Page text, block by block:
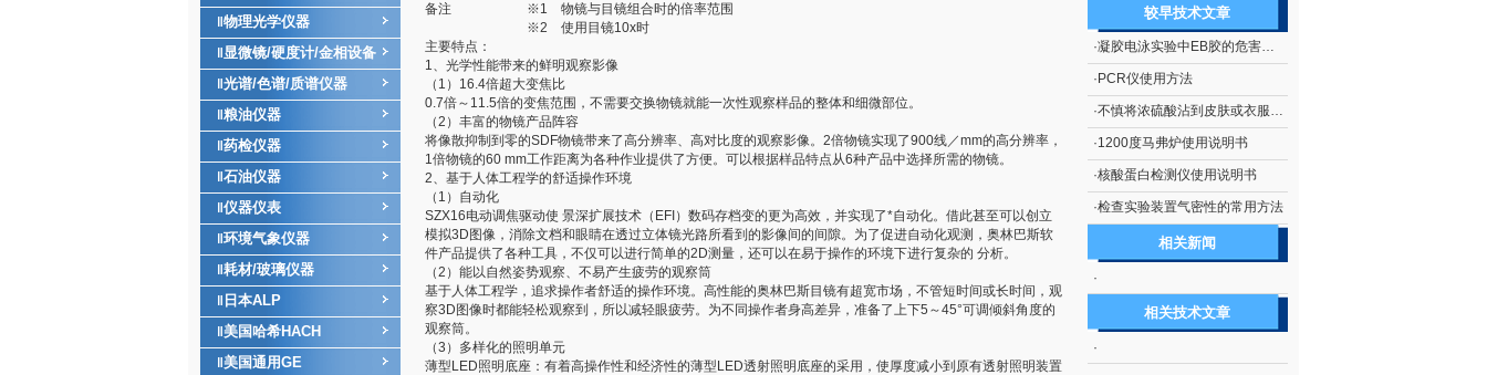
物理光学仪器
显微镜/硬度计/金相设备
光谱/色谱/质谱仪器
粮油仪器
药检仪器
石油仪器
仪器仪表
环境气象仪器
耗材/玻璃仪器
日本ALP
美国哈希HACH
美国通用GE
备注
※1 物镜与目镜组合时的倍率范围
※2 使用目镜10x时
主要特点：
1、光学性能带来的鲜明观察影像
（1）16.4倍超大变焦比
0.7倍～11.5倍的变焦范围，不需要交换物镜就能一次性观察样品的整体和细微部位。
（2）丰富的物镜产品阵容
将像散抑制到零的SDF物镜带来了高分辨率、高对比度的观察影像。2倍物镜实现了900线／mm的高分辨率，
1倍物镜的60 mm工作距离为各种作业提供了方便。可以根据样品特点从6种产品中选择所需的物镜。
2、基于人体工程学的舒适操作环境
（1）自动化
SZX16电动调焦驱动使 景深扩展技术（EFI）数码存档变的更为高效，并实现了*自动化。借此甚至可以创立
模拟3D图像，消除文档和眼睛在透过立体镜光路所看到的影像间的间隙。为了促进自动化观测，奥林巴斯软
件产品提供了各种工具，不仅可以进行简单的2D测量，还可以在易于操作的环境下进行复杂的 分析。
（2）能以自然姿势观察、不易产生疲劳的观察筒
基于人体工程学，追求操作者舒适的操作环境。高性能的奥林巴斯目镜有超宽市场，不管短时间或长时间，观
察3D图像时都能轻松观察到，所以减轻眼疲劳。为不同操作者身高差异，准备了上下5～45°可调倾斜角度的
观察筒。
（3）多样化的照明单元
薄型LED照明底座：有着高操作性和经济性的薄型LED透射照明底座的采用，使厚度减小到原有透射照明装置
较早技术文章
·凝胶电泳实验中EB胶的危害及处理措施
· PCR仪使用方法
·不慎将浓硫酸沾到皮肤或衣服上的处理方法
·1200度马弗炉使用说明书
·核酸蛋白检测仪使用说明书
·检查实验装置气密性的常用方法
相关新闻
·
相关技术文章
·